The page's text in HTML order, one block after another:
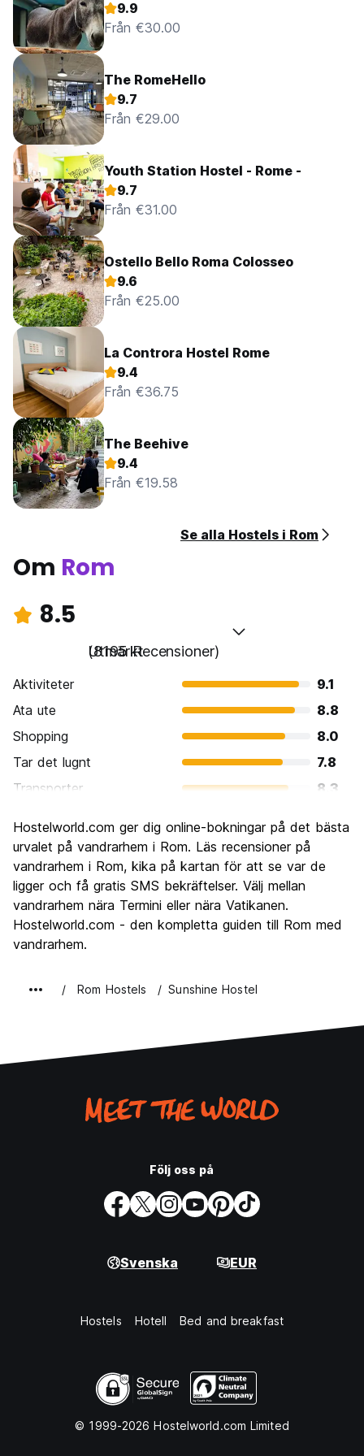
9.9
Från €30.00
The RomeHello
9.7
Från €29.00
Youth Station Hostel - Rome -
9.7
Från €31.00
Ostello Bello Roma Colosseo
9.6
Från €25.00
La Controra Hostel Rome
9.4
Från €36.75
The Beehive
9.4
Från €19.58
Se alla Hostels i Rom
Om Rom
8.5
Utmärkt
(8195 Recensioner)
Aktiviteter
9.1
Ata ute
8.8
Shopping
8.0
Tar det lugnt
7.8
Transporter
8.3
Kultur
Festa
7.7
Värde för pengarna
Hostelworld.com ger dig online-bokningar på det bästa
urvalet på vandrarhem i Rom. Läs recensioner på
vandrarhem i Rom, kika på kartan för att se var de
ligger och få gratis SMS bekräftelser. Välj mellan
vandrarhem nära Termini eller nära Vatikanen.
Hostelworld.com - den kompletta guiden till Rom med
vandrarhem.
Rom Hostels Sunshine Hostel
Följ oss på
Svenska EUR
Hostels Hotell Bed and breakfast
© 1999-2026 Hostelworld.com Limited